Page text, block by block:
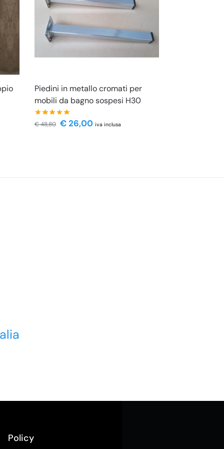
Piedini in metallo cromati per
mobili da bagno sospesi H30
€48,80 €26,00 iva inclusa
Policy